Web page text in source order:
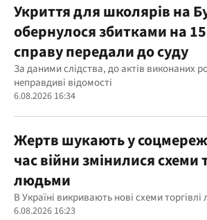
Укриття для школярів на
обернулося збитками на
справу передали до суду
За даними слідства, до актів виконаних
неправдиві відомості
6.08.2026 16:34
Жертв шукають у
час війни змінилися схеми
людьми
В Україні викривають нові схеми
6.08.2026 16:23